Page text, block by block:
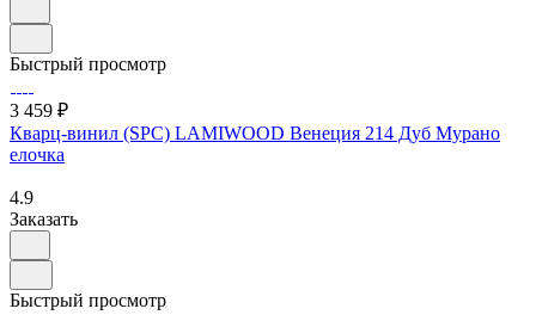
Быстрый просмотр
3 459 ₽
Кварц-винил (SPC) LAMIWOOD Венеция 214 Дуб Мурано
елочка
4.9
Заказать
Быстрый просмотр